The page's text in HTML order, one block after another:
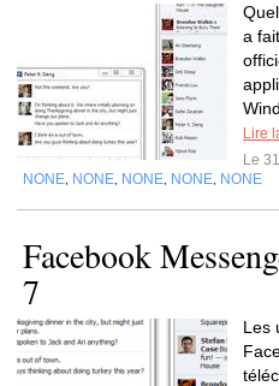
a
Lire
Le
NONE NONE NONE NONE NONE
Facebook
7
Les